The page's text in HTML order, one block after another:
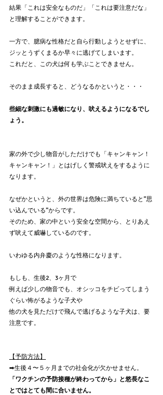
結果「これは安全なものだ」「これは要注意だな」
と理解することができます。
一方で、臆病な性格だと自ら行動しようとせずに、
ジッとうずくまるか早々に逃げてしまいます。
これだと、この犬は何も学ぶことできません。
そのまま成長すると、どうなるかというと・・・
些細な刺激にも過敏になり、吠えるようになるでし
ょう。
家の外で少し物音がしただけでも「キャンキャン！
キャンキャン！」とはげしく警戒吠えをするように
なります。
なぜかというと、外の世界は危険に満ちていると”思
い込んでいる”からです。
そのため、家の中という安全な空間から、とりあえ
ず吠えて威嚇しているのです。
いわゆる内弁慶のような性格になります。
もしも、生後2、3ヶ月で
例えば少しの物音でも、オシッコをチビってしまう
ぐらい怖がるような子犬や
他の犬を見ただけで飛んで逃げるような子犬は、要
注意です。
【予防方法】
➡︎生後４〜５ヶ月までの社会化が欠かせません。
「ワクチンの予防接種が終わってから」と悠長なこ
とではとても間に合いません。